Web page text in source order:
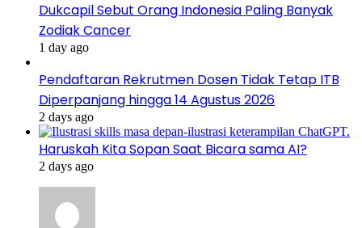
Dukcapil Sebut Orang Indonesia Paling Banyak
Zodiak Cancer
1 day ago
Pendaftaran Rekrutmen Dosen Tidak Tetap ITB
Diperpanjang hingga 14 Agustus 2026
2 days ago
Haruskah Kita Sopan Saat Bicara sama AI?
2 days ago